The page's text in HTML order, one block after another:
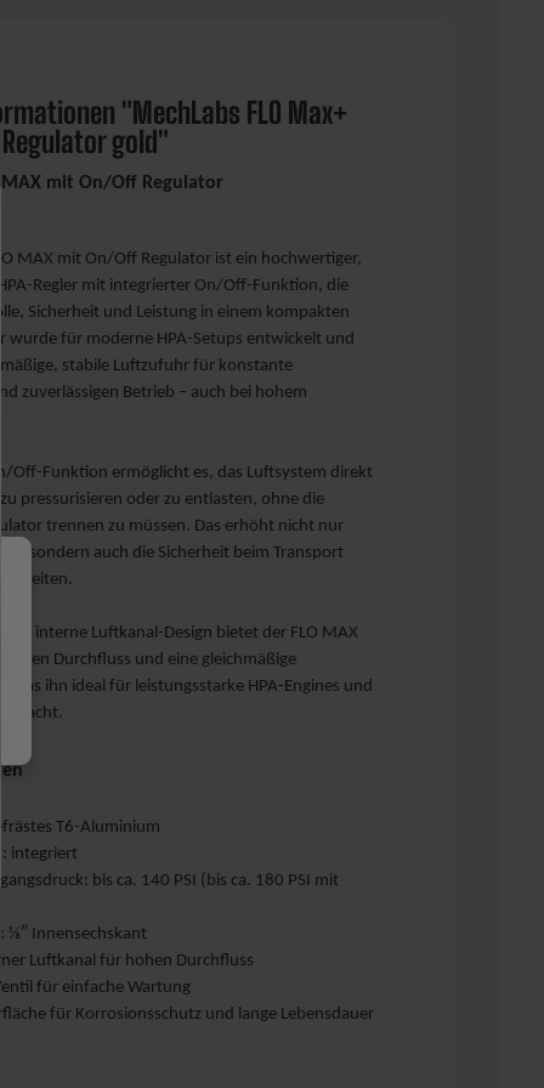
"MechLabs FLO Max+
Regulator gold"
MAX mit On/Off Regulator
MAX mit On/Off Regulator ist ein hochwertiger,
Regler mit integrierter On/Off-Funktion, die
Sicherheit und Leistung in einem kompakten
wurde für moderne HPA-Setups entwickelt und
stabile Luftzufuhr für konstante
zuverlässigen Betrieb – auch bei hohem
Off-Funktion ermöglicht es, das Luftsystem direkt
pressurisieren oder zu entlasten, ohne die
trennen zu müssen. Das erhöht nicht nur
sondern auch die Sicherheit beim Transport
interne Luftkanal-Design bietet der FLO MAX
hohen Durchfluss und eine gleichmäßige
was ihn ideal für leistungsstarke HPA-Engines und
macht.
T6-Aluminium
integriert
bis ca. 140 PSI (bis ca. 180 PSI mit
⅛″ Innensechskant
Luftkanal für hohen Durchfluss
für einfache Wartung
für Korrosionsschutz und lange Lebensdauer